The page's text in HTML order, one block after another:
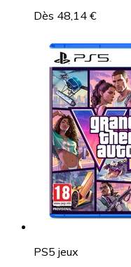
Dès 48,14 €
PS5 jeux